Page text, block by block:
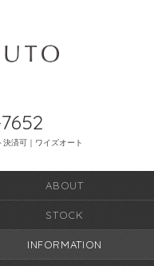
済可｜ワイズオート
ABOUT
STOCK
INFORMATION